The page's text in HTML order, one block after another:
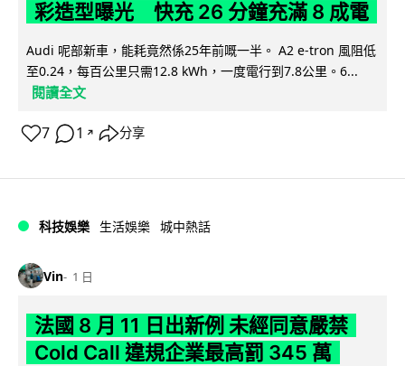
彩造型曝光 快充 26 分鐘充滿 8 成電
Audi 呢部新車，能耗竟然係25年前嘅一半。 A2 e-tron 風阻低
至0.24，每百公里只需12.8 kWh，一度電行到7.8公里。6...
閱讀全文
7 1 ↗ 分享
科技娛樂 生活娛樂 城中熱話
Vin 1 日
法國 8 月 11 日出新例 未經同意嚴禁
Cold Call 違規企業最高罰 345 萬